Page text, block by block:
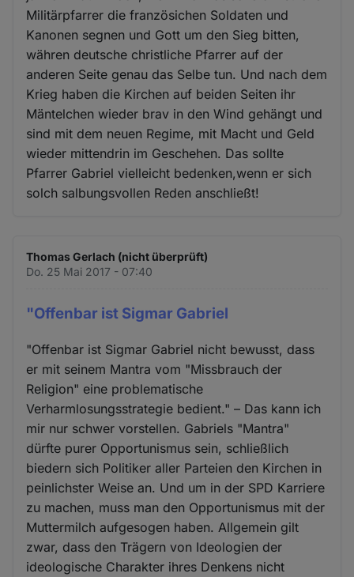
Militärpfarrer die französichen Soldaten und
Kanonen segnen und Gott um den Sieg bitten,
währen deutsche christliche Pfarrer auf der
anderen Seite genau das Selbe tun. Und nach dem
Krieg haben die Kirchen auf beiden Seiten ihr
Mäntelchen wieder brav in den Wind gehängt und
sind mit dem neuen Regime, mit Macht und Geld
wieder mittendrin im Geschehen. Das sollte
Pfarrer Gabriel vielleicht bedenken,wenn er sich
solch salbungsvollen Reden anschließt!
Thomas Gerlach (nicht überprüft)
Do. 25 Mai 2017 - 07:40
"Offenbar ist Sigmar Gabriel
"Offenbar ist Sigmar Gabriel nicht bewusst, dass
er mit seinem Mantra vom "Missbrauch der
Religion" eine problematische
Verharmlosungsstrategie bedient." – Das kann ich
mir nur schwer vorstellen. Gabriels "Mantra"
dürfte purer Opportunismus sein, schließlich
biedern sich Politiker aller Parteien den Kirchen in
peinlichster Weise an. Und um in der SPD Karriere
zu machen, muss man den Opportunismus mit der
Muttermilch aufgesogen haben. Allgemein gilt
zwar, dass den Trägern von Ideologien der
ideologische Charakter ihres Denkens nicht